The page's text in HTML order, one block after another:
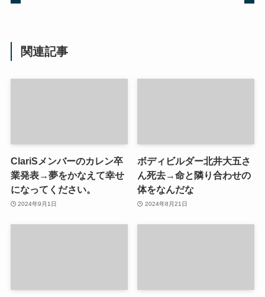
関連記事
ClariSメンバーのカレン卒
業発表→夢をかなえて幸せ
になってください。
2024年9月1日
ボディビルダー北井大五さ
ん死去→命と隣り合わせの
体をなんだな
2024年8月21日